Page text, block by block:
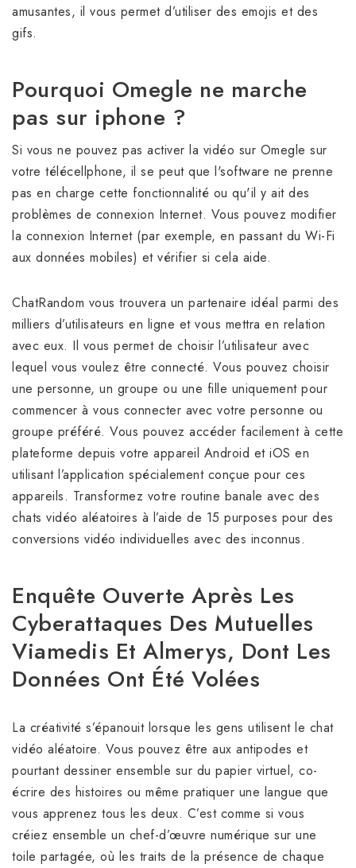
amusantes, il vous permet d’utiliser des emojis et des
gifs.
Pourquoi Omegle ne marche
pas sur iphone ?
Si vous ne pouvez pas activer la vidéo sur Omegle sur
votre télécellphone, il se peut que l'software ne prenne
pas en charge cette fonctionnalité ou qu'il y ait des
problèmes de connexion Internet. Vous pouvez modifier
la connexion Internet (par exemple, en passant du Wi-Fi
aux données mobiles) et vérifier si cela aide.
ChatRandom vous trouvera un partenaire idéal parmi des
milliers d’utilisateurs en ligne et vous mettra en relation
avec eux. Il vous permet de choisir l’utilisateur avec
lequel vous voulez être connecté. Vous pouvez choisir
une personne, un groupe ou une fille uniquement pour
commencer à vous connecter avec votre personne ou
groupe préféré. Vous pouvez accéder facilement à cette
plateforme depuis votre appareil Android et iOS en
utilisant l’application spécialement conçue pour ces
appareils. Transformez votre routine banale avec des
chats vidéo aléatoires à l’aide de 15 purposes pour des
conversions vidéo individuelles avec des inconnus.
Enquête Ouverte Après Les
Cyberattaques Des Mutuelles
Viamedis Et Almerys, Dont Les
Données Ont Été Volées
La créativité s’épanouit lorsque les gens utilisent le chat
vidéo aléatoire. Vous pouvez être aux antipodes et
pourtant dessiner ensemble sur du papier virtuel, co-
écrire des histoires ou même pratiquer une langue que
vous apprenez tous les deux. C’est comme si vous
créiez ensemble un chef-d’œuvre numérique sur une
toile partagée, où les traits de la présence de chaque